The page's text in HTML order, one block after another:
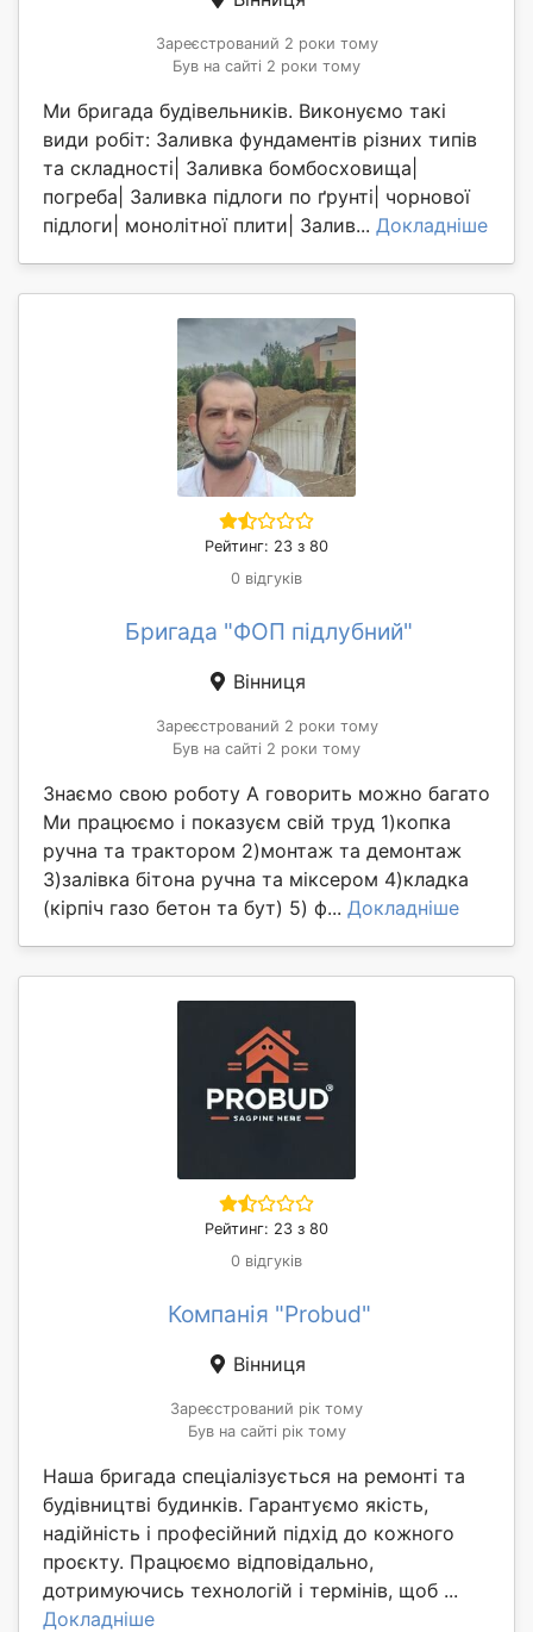
Зареєстрований 2 роки тому
Був на сайті 2 роки тому
Ми бригада будівельників. Виконуємо такі
види робіт: Заливка фундаментів різних типів
та складності| Заливка бомбосховища|
погреба| Заливка підлоги по ґрунті| чорнової
підлоги| монолітної плити| Залив... Докладніше
Рейтинг: 23 з 80
0 відгуків
Бригада "ФОП підлубний"
Вінниця
Зареєстрований 2 роки тому
Був на сайті 2 роки тому
Знаємо свою роботу А говорить можно багато
Ми працюємо і показуєм свій труд 1)копка
ручна та трактором 2)монтаж та демонтаж
3)залівка бітона ручна та міксером 4)кладка
(кірпіч газо бетон та бут) 5) ф... Докладніше
Рейтинг: 23 з 80
0 відгуків
Компанія "Probud"
Вінниця
Зареєстрований рік тому
Був на сайті рік тому
Наша бригада спеціалізується на ремонті та
будівництві будинків. Гарантуємо якість,
надійність і професійний підхід до кожного
проєкту. Працюємо відповідально,
дотримуючись технологій і термінів, щоб ...
Докладніше